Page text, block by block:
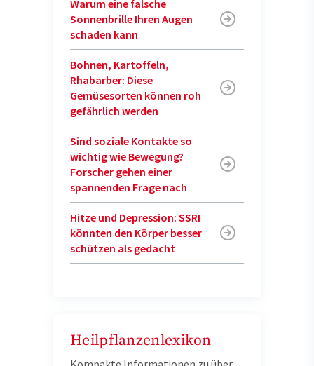
Warum eine falsche
Sonnenbrille Ihren Augen
schaden kann
Bohnen, Kartoffeln,
Rhabarber: Diese
Gemüsesorten können roh
gefährlich werden
Sind soziale Kontakte so
wichtig wie Bewegung?
Forscher gehen einer
spannenden Frage nach
Hitze und Depression: SSRI
könnten den Körper besser
schützen als gedacht
Heilpflanzenlexikon